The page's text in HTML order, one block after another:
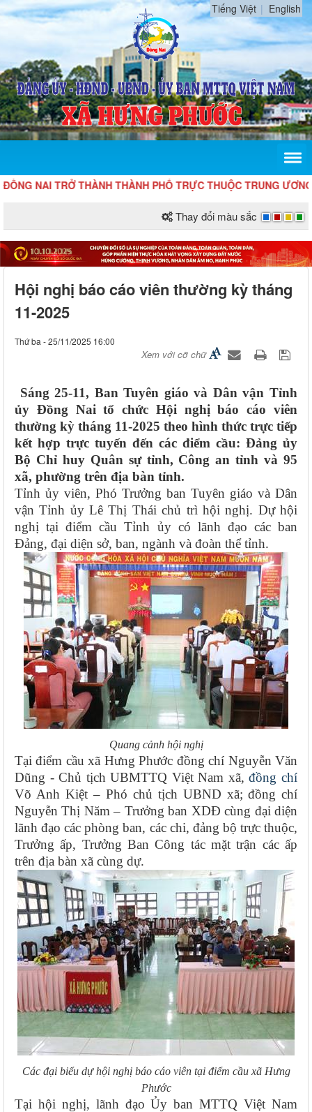
Tiếng Việt English
TRỞ THÀNH THÀNH PHỐ TRỰC THUỘC TRUNG ƯƠNG
Thay đổi màu sắc
Hội nghị báo cáo viên thường kỳ tháng
11-2025
Thứ ba - 25/11/2025 16:00
Xem với cỡ chữ
Sáng 25-11, Ban Tuyên giáo và Dân vận Tỉnh
ủy Đồng Nai tổ chức Hội nghị báo cáo viên
thường kỳ tháng 11-2025 theo hình thức trực tiếp
kết hợp trực tuyến đến các điểm cầu: Đảng ủy
Bộ Chỉ huy Quân sự tỉnh, Công an tỉnh và 95
xã, phường trên địa bàn tỉnh.
Tỉnh ủy viên, Phó Trưởng ban Tuyên giáo và Dân
vận Tỉnh ủy Lê Thị Thái chủ trì hội nghị. Dự hội
nghị tại điểm cầu Tỉnh ủy có lãnh đạo các ban
Đảng, đại diện sở, ban, ngành và đoàn thể tỉnh.
Quang cảnh hội nghị
Tại điểm cầu xã Hưng Phước đồng chí Nguyễn Văn
Dũng - Chủ tịch UBMTTQ Việt Nam xã,đồng chí
Võ Anh Kiệt – Phó chủ tịch UBND xã; đồng chí
Nguyễn Thị Năm – Trưởng ban XDĐ cùng đại diện
lãnh đạo các phòng ban, các chi, đảng bộ trực thuộc,
Trưởng ấp, Trưởng Ban Công tác mặt trận các ấp
trên địa bàn xã cùng dự.
Các đại biểu dự hội nghị báo cáo viên tại điểm cầu xã Hưng
Phước
Tại hội nghị, lãnh đạo Ủy ban MTTQ Việt Nam